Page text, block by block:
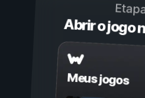
Abrir o jogo
Meus jogos